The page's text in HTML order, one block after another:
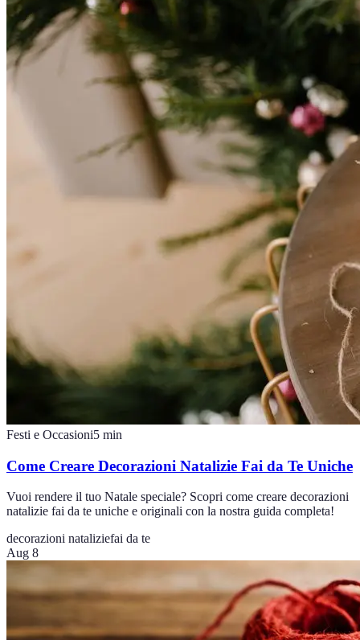
Festi e Occasioni5 min
Come Creare Decorazioni Natalizie Fai da Te Uniche
Vuoi rendere il tuo Natale speciale? Scopri come creare decorazioni
natalizie fai da te uniche e originali con la nostra guida completa!
decorazioni nataliziefai da te
Aug 8